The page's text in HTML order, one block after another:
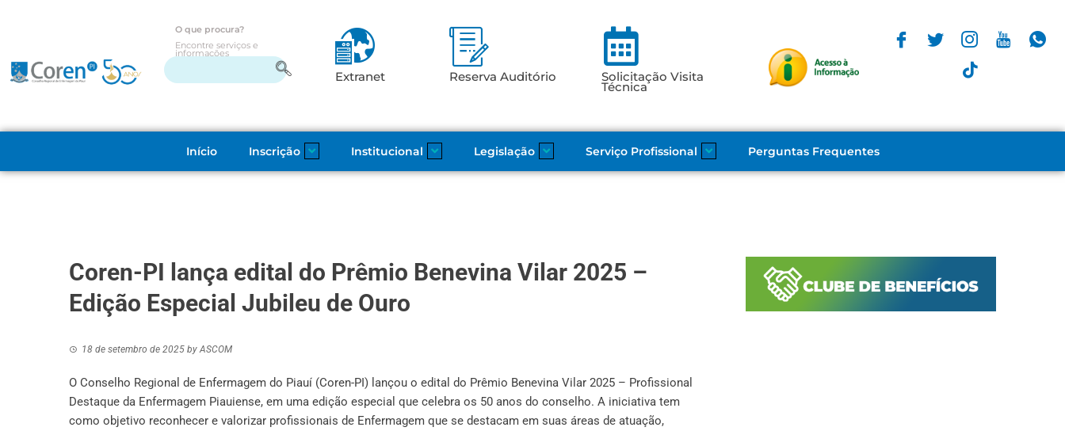
O que procura?
Encontre serviços e
informações
Extranet Reserva Auditório Solicitação Visita
Técnica
Início Inscrição Institucional Legislação Serviço Profissional Perguntas Frequentes
Coren-PI lança edital do Prêmio Benevina Vilar 2025 –
Edição Especial Jubileu de Ouro
18 de setembro de 2025 byASCOM
O Conselho Regional de Enfermagem do Piauí (Coren-PI) lançou o edital do Prêmio Benevina Vilar 2025 – Profissional
Destaque da Enfermagem Piauiense, em uma edição especial que celebra os 50 anos do conselho. A iniciativa tem
como objetivo reconhecer e valorizar profissionais de Enfermagem que se destacam em suas áreas de atuação,